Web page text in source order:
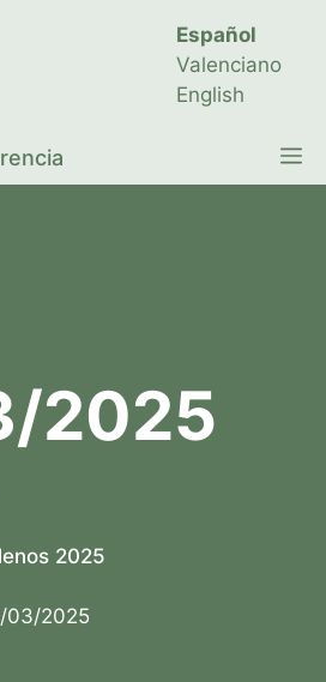
Español
Valenciano
English
2025
2025
03/2025